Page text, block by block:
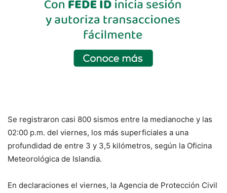
Se registraron casi 800 sismos entre la medianoche y las
02:00 p.m. del viernes, los más superficiales a una
profundidad de entre 3 y 3,5 kilómetros, según la Oficina
Meteorológica de Islandia.
En declaraciones el viernes, la Agencia de Protección Civil